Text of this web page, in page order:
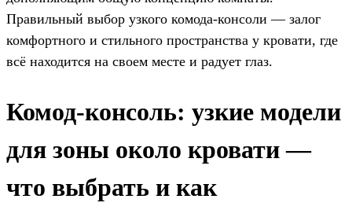
Правильный выбор узкого комода-консоли — залог
комфортного и стильного пространства у кровати, где
всё находится на своем месте и радует глаз.
Комод-консоль: узкие модели
для зоны около кровати —
что выбрать и как